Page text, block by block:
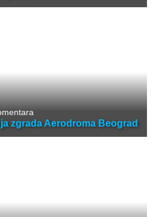
zgrada Aerodroma Beograd